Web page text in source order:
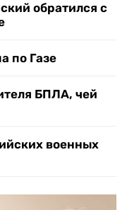
обратился с
по Газе
БПЛА, чей
военных